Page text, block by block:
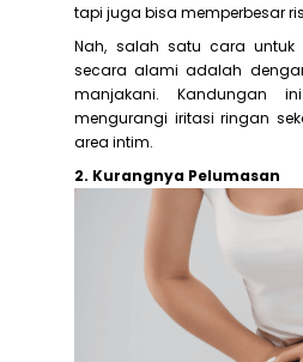
tapi juga bisa memperbesar
Nah, salah satu cara untuk
secara alami adalah
manjakani. Kandungan
mengurangi iritasi ringan
area intim.
2. Kurangnya Pelumasan